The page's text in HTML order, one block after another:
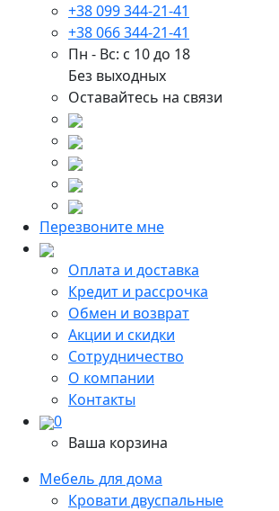
+38 099 344-21-41
+38 066 344-21-41
Пн - Вс: с 10 до 18
Без выходных
Оставайтесь на связи
Перезвоните мне
Оплата и доставка
Кредит и рассрочка
Обмен и возврат
Акции и скидки
Сотрудничество
О компании
Контакты
0
Ваша корзина
Мебель для дома
Кровати двуспальные